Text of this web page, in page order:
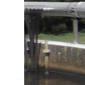
Brau Beviale
Hannover
IFAT